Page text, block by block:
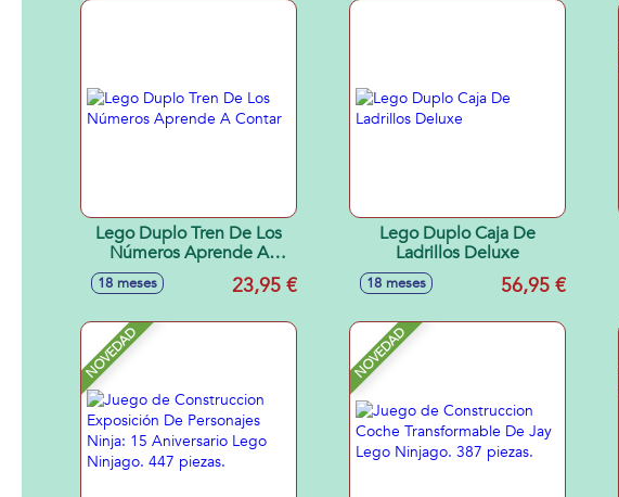
Lego Duplo Tren De Los
Números Aprende A
Contar
18 meses 23,95 €
Lego Duplo Caja De
Ladrillos Deluxe
18 meses 56,95 €
NOVEDAD NOVEDAD